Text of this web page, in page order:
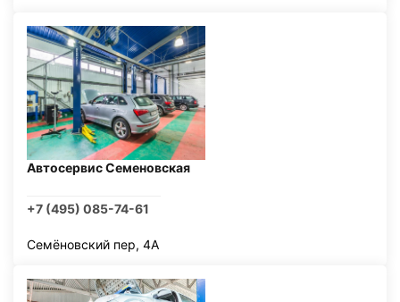
Автосервис Семеновская
+7 (495) 085-74-61
Семёновский пер, 4А